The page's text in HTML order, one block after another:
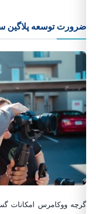
ضرورت توسعه پلاگین
گرچه ووکامرس امکانات